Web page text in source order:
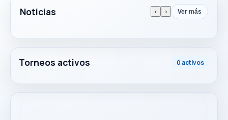
Noticias ‹ › Ver más
Torneos activos 0 activos